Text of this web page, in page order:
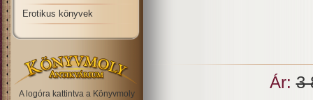
Erotikus könyvek
A logóra kattintva a Könyvmoly
Ár:3